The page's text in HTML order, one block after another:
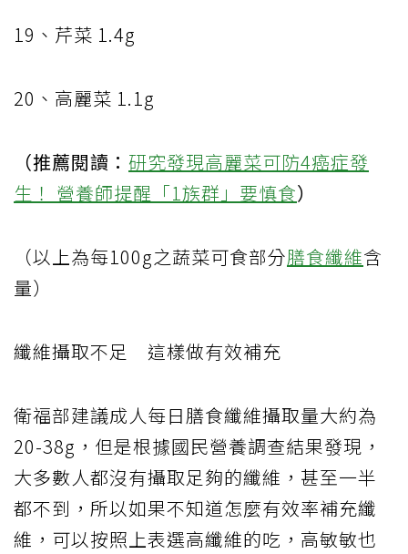
19 、芹菜 1.4g
20 、高麗菜 1.1g
（推薦閱讀： 研究發現高麗菜可防4癌症發
生！ 營養師提醒「1族群」要慎食）
（以上為每100g之蔬菜可食部分膳食纖維含
量）
纖維攝取不足 這樣做有效補充
衛福部建議成人每日膳食纖維攝取量大約為
20-38g ，但是根據國民營養調查結果發現，
大多數人都沒有攝取足夠的纖維，甚至一半
都不到，所以如果不知道怎麼有效率補充纖
維，可以按照上表選高纖維的吃，高敏敏也